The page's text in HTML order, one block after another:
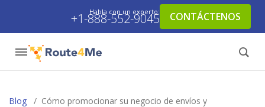
Habla con un experto:
+1-888-552-9045 CONTÁCTENOS
Blog / Cómo promocionar su negocio de envíos y